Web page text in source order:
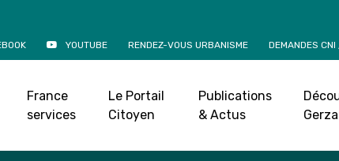
YOUTUBE RENDEZ-VOUS URBANISME DEMANDES
France
services
Le Portail
Citoyen
Publications
& Actus
Accueil»Agenda